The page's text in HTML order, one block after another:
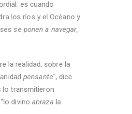
es cuando
los ríos y el Océano y
se ponen a navegar,
la realidad, sobre la
pensante", dice
lo transmitieron
"lo divinoabraza la